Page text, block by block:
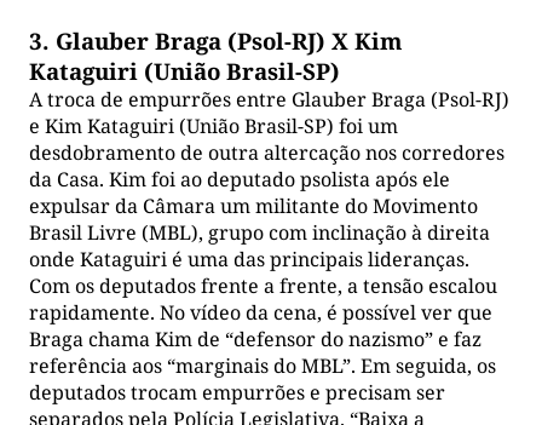
3. Glauber Braga (Psol-RJ) X Kim
Kataguiri (União Brasil-SP)
A troca de empurrões entre Glauber Braga (Psol-RJ)
e Kim Kataguiri (União Brasil-SP) foi um
desdobramento de outra altercação nos corredores
da Casa. Kim foi ao deputado psolista após ele
expulsar da Câmara um militante do Movimento
Brasil Livre (MBL), grupo com inclinação à direita
onde Kataguiri é uma das principais lideranças.
Com os deputados frente a frente, a tensão escalou
rapidamente. No vídeo da cena, é possível ver que
Braga chama Kim de “defensor do nazismo” e faz
referência aos “marginais do MBL”. Em seguida, os
deputados trocam empurrões e precisam ser
separados pela Polícia Legislativa. “Baixa a